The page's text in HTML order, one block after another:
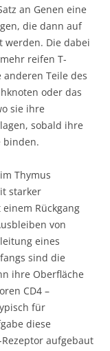
an Genen eine
die dann auf
werden. Die dabei
reifen T-
Teile des
oder das
sie ihre
sobald ihre
binden.
Thymus
starker
Rückgang
von
eines
sind die
ihre Oberfläche
CD4 –
für
diese
aufgebaut